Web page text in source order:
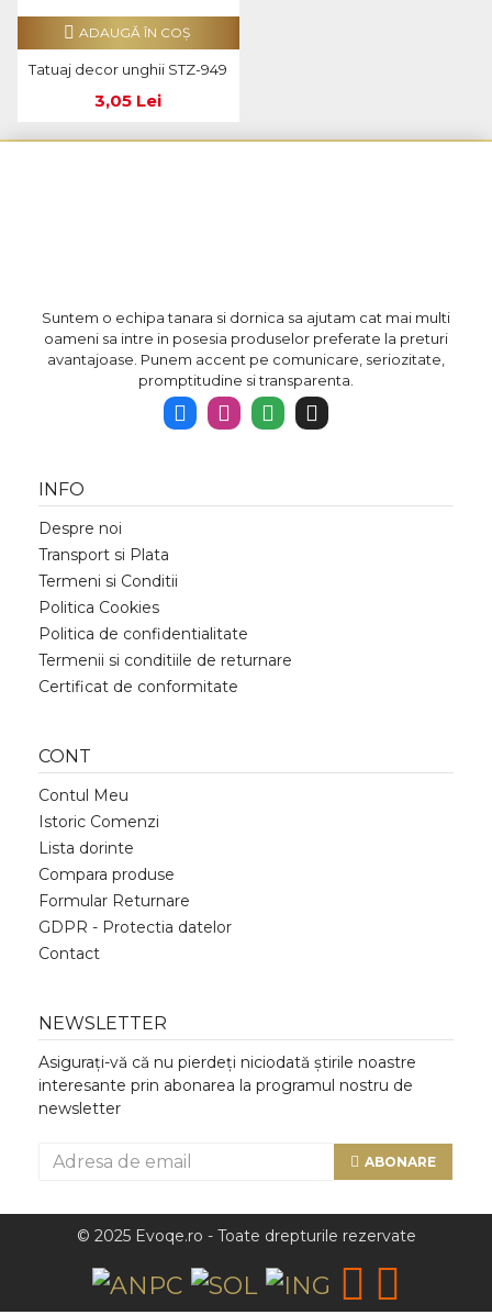
Tatuaj decor unghii STZ-949
3,05 Lei
ADAUGĂ ÎN COŞ
Suntem o echipa tanara si dornica sa ajutam cat mai multi
oameni sa intre in posesia produselor preferate la preturi
avantajoase. Punem accent pe comunicare, seriozitate,
promptitudine si transparenta.
INFO
Despre noi
Transport si Plata
Termeni si Conditii
Politica Cookies
Politica de confidentialitate
Termenii si conditiile de returnare
Certificat de conformitate
CONT
Contul Meu
Istoric Comenzi
Lista dorinte
Compara produse
Formular Returnare
GDPR - Protectia datelor
Contact
NEWSLETTER
Asigurați-vă că nu pierdeți niciodată știrile noastre
interesante prin abonarea la programul nostru de
newsletter
ABONARE
© 2025 Evoqe.ro - Toate drepturile rezervate